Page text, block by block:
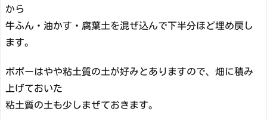
から
牛ふん・油かす・腐葉土を混ぜ込んで下半分ほど埋め戻し
ます。
ポポーはやや粘土質の土が好みとありますので、畑に積み
上げておいた
粘土質の土も少しまぜておきます。